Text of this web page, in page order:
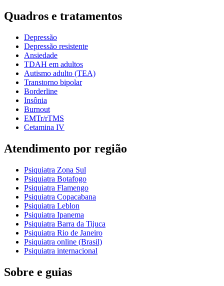
Quadros e tratamentos
Depressão
Depressão resistente
Ansiedade
TDAH em adultos
Autismo adulto (TEA)
Transtorno bipolar
Borderline
Insônia
Burnout
EMTr/rTMS
Cetamina IV
Atendimento por região
Psiquiatra Zona Sul
Psiquiatra Botafogo
Psiquiatra Flamengo
Psiquiatra Copacabana
Psiquiatra Leblon
Psiquiatra Ipanema
Psiquiatra Barra da Tijuca
Psiquiatra Rio de Janeiro
Psiquiatra online (Brasil)
Psiquiatra internacional
Sobre e guias